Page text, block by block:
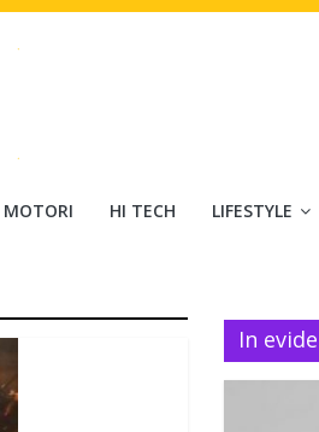
MOTORI HI TECH LIFESTYLE
In